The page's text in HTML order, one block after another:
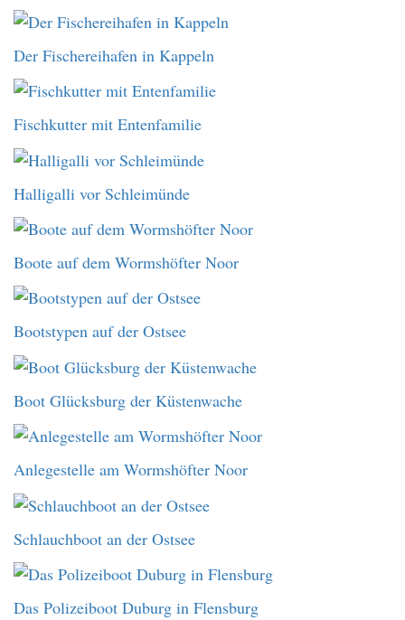
Der Fischereihafen in Kappeln
Fischkutter mit Entenfamilie
Halligalli vor Schleimünde
Boote auf dem Wormshöfter Noor
Bootstypen auf der Ostsee
Boot Glücksburg der Küstenwache
Anlegestelle am Wormshöfter Noor
Schlauchboot an der Ostsee
Das Polizeiboot Duburg in Flensburg